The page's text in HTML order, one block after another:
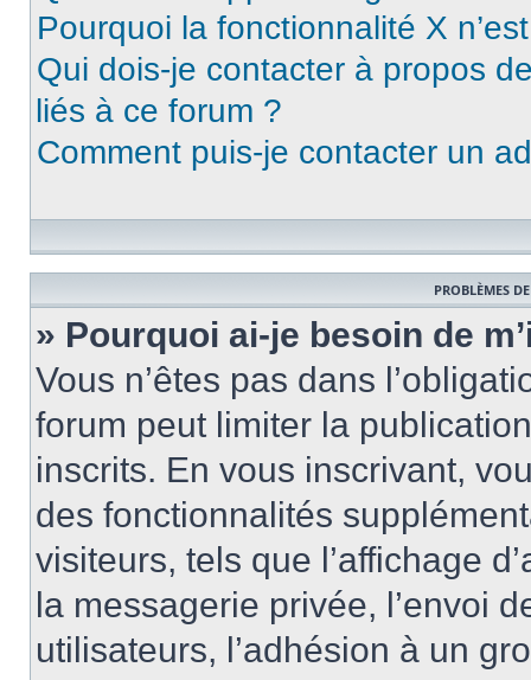
Pourquoi la fonctionnalité X
Qui dois-je contacter à propos
liés à ce forum ?
Comment puis-je contacter un
PROBLÈMES
» Pourquoi ai-je besoin de
Vous n’êtes pas dans
forum peut limiter la
inscrits. En vous inscrivant,
des fonctionnalités
visiteurs, tels que l’affichage
la messagerie privée, l’envoi
utilisateurs, l’adhésion à un